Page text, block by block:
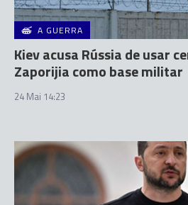
A GUERRA
Kiev acusa Rússia de usar
Zaporijia como base militar
24 Mai 14:23